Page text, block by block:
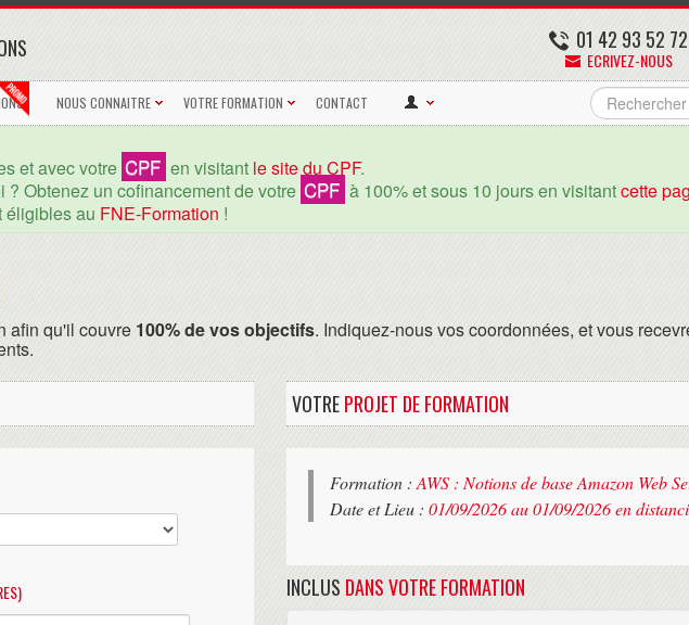
01 42 93 52 72
ECRIVEZ-NOUS
NOUS CONNAITRE VOTRE FORMATION CONTACT
et avec votre CPF en visitant le site du CPF.
Obtenez un cofinancement de votre CPF à 100% et sous 10 jours en visitantcette
éligibles au FNE-Formation !
afin qu'il couvre 100% de vos objectifs. Indiquez-nous vos coordonnées, et vous
VOTREPROJET DE FORMATION
Formation : AWS : Notions de base Amazon Web
Date et Lieu : 01/09/2026 au 01/09/2026 en
INCLUS DANS VOTRE FORMATION